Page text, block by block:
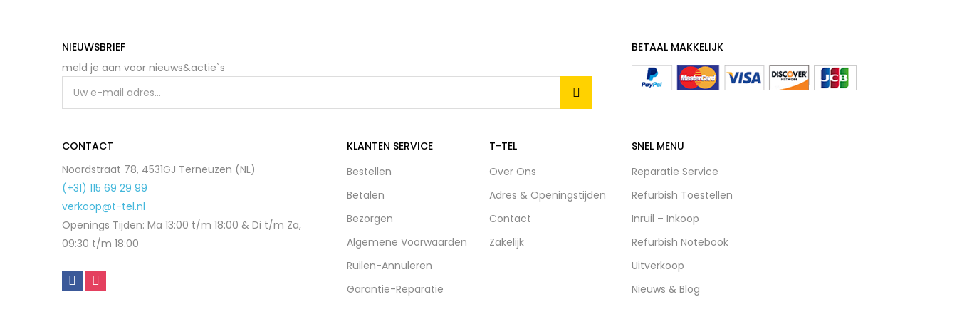
NIEUWSBRIEF
meld je aan voor nieuws&actie`s
BETAAL MAKKELIJK
CONTACT
Noordstraat 78, 4531GJ Terneuzen (NL)
(+31) 115 69 29 99
verkoop@t-tel.nl
Openings Tijden: Ma 13:00 t/m 18:00 & Di t/m Za,
09:30 t/m 18:00
KLANTEN SERVICE
Bestellen
Betalen
Bezorgen
Algemene Voorwaarden
Ruilen-Annuleren
Garantie-Reparatie
T-TEL
Over Ons
Adres & Openingstijden
Contact
Zakelijk
SNEL MENU
Reparatie Service
Refurbish Toestellen
Inruil – Inkoop
Refurbish Notebook
Uitverkoop
Nieuws & Blog